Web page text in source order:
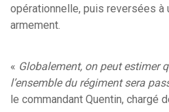
opérationnelle, puis reversées à
armement.
« Globalement, on peut estimer
l’ensemble du régiment sera
le commandant Quentin, chargé